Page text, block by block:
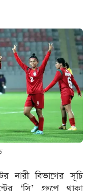
নারী বিভাগের সূচি